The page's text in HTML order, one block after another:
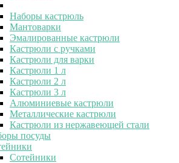
Наборы кастрюль
Мантоварки
Эмалированные кастрюли
Кастрюли с ручками
Кастрюли для варки
Кастрюли 1 л
Кастрюли 2 л
Кастрюли 3 л
Алюминиевые кастрюли
Металлические кастрюли
Кастрюли из нержавеющей стали
посуды
Сотейники